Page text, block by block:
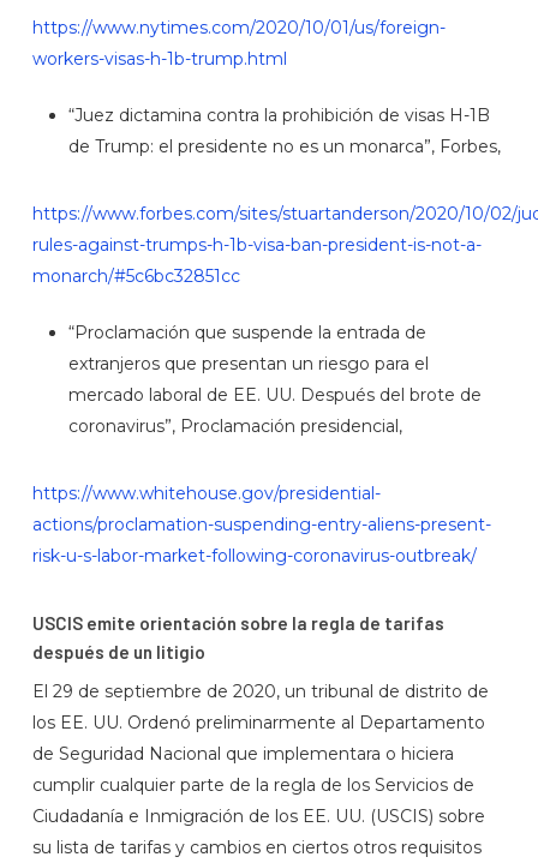
https://www.nytimes.com/2020/10/01/us/foreign-
workers-visas-h-1b-trump.html
“Juez dictamina contra la prohibición de visas H-1B
de Trump: el presidente no es un monarca”, Forbes,
https://www.forbes.com/sites/stuartanderson/2020/10/02/
rules-against-trumps-h-1b-visa-ban-president-is-not-a-
monarch/#5c6bc32851cc
“Proclamación que suspende la entrada de
extranjeros que presentan un riesgo para el
mercado laboral de EE. UU. Después del brote de
coronavirus”, Proclamación presidencial,
https://www.whitehouse.gov/presidential-
actions/proclamation-suspending-entry-aliens-present-
risk-u-s-labor-market-following-coronavirus-outbreak/
USCIS emite orientación sobre la regla de tarifas
después de un litigio
El 29 de septiembre de 2020, un tribunal de distrito de
los EE. UU. Ordenó preliminarmente al Departamento
de Seguridad Nacional que implementara o hiciera
cumplir cualquier parte de la regla de los Servicios de
Ciudadanía e Inmigración de los EE. UU. (USCIS) sobre
su lista de tarifas y cambios en ciertos otros requisitos